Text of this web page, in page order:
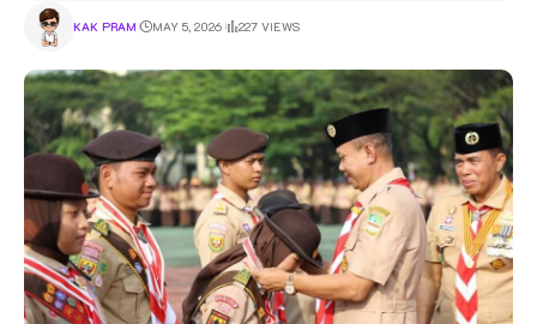
KAK PRAM MAY 5, 2026 227 VIEWS